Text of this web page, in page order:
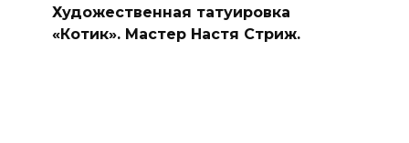
Художественная татуировка
«Котик». Мастер Настя Стриж.